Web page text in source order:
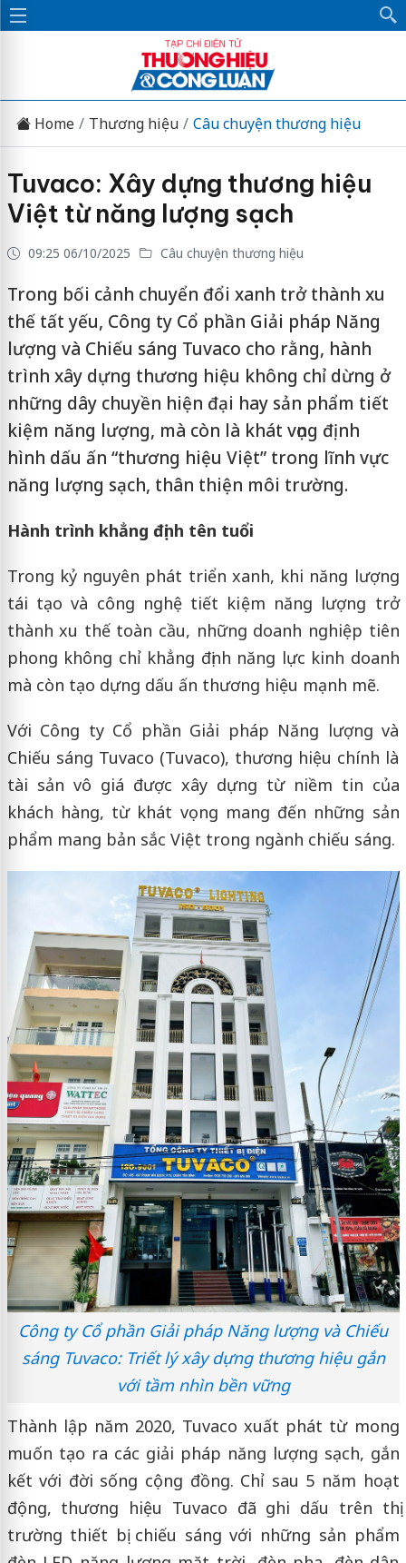
Home Thương hiệu Câu chuyện thương hiệu
Tuvaco: Xây dựng thương hiệu
Việt từ năng lượng sạch
09:25 06/10/2025 Câu chuyện thương hiệu
Trong bối cảnh chuyển đổi xanh trở thành xu
thế tất yếu, Công ty Cổ phần Giải pháp Năng
lượng và Chiếu sáng Tuvaco cho rằng, hành
trình xây dựng thương hiệu không chỉ dừng ở
những dây chuyền hiện đại hay sản phẩm tiết
kiệm năng lượng, mà còn là khát vọng định
hình dấu ấn “thương hiệu Việt” trong lĩnh vực
năng lượng sạch, thân thiện môi trường.
Hành trình khẳng định tên tuổi
Trong kỷ nguyên phát triển xanh, khi năng lượng
tái tạo và công nghệ tiết kiệm năng lượng trở
thành xu thế toàn cầu, những doanh nghiệp tiên
phong không chỉ khẳng định năng lực kinh doanh
mà còn tạo dựng dấu ấn thương hiệu mạnh mẽ.
Với Công ty Cổ phần Giải pháp Năng lượng và
Chiếu sáng Tuvaco (Tuvaco), thương hiệu chính là
tài sản vô giá được xây dựng từ niềm tin của
khách hàng, từ khát vọng mang đến những sản
phẩm mang bản sắc Việt trong ngành chiếu sáng.
Công ty Cổ phần Giải pháp Năng lượng và Chiếu
sáng Tuvaco: Triết lý xây dựng thương hiệu gắn
với tầm nhìn bền vững
Thành lập năm 2020, Tuvaco xuất phát từ mong
muốn tạo ra các giải pháp năng lượng sạch, gắn
kết với đời sống cộng đồng. Chỉ sau 5 năm hoạt
động, thương hiệu Tuvaco đã ghi dấu trên thị
trường thiết bị chiếu sáng với những sản phẩm